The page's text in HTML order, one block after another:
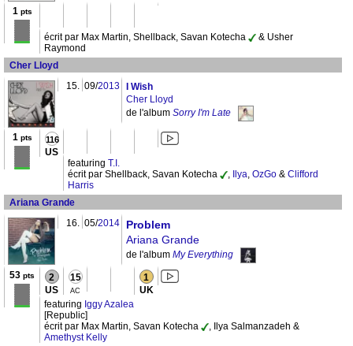
1 pts
écrit par Max Martin, Shellback, Savan Kotecha
& Usher
Raymond
Cher Lloyd
15. 09/2013
I Wish
Cher Lloyd
de l'album Sorry I'm Late
1 pts
116
US
featuring T.I.
écrit par Shellback, Savan Kotecha
, Ilya, OzGo & Clifford
Harris
Ariana Grande
16. 05/2014
Problem
Ariana Grande
de l'album My Everything
53 pts 2
US
15
AC
1
UK
featuring Iggy Azalea
[Republic]
écrit par Max Martin, Savan Kotecha
, Ilya Salmanzadeh &
Amethyst Kelly